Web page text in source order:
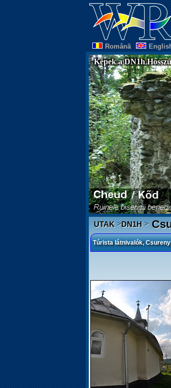
Românã
Képek a DN1h
UTAK>DN1H>
Túrista látnivalók,